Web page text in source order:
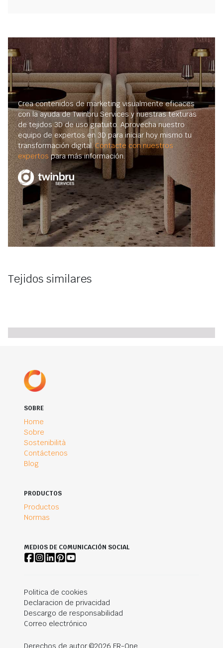
Crea contenidos de marketing visualmente eficaces
con la ayuda de Twinbru Services y nuestras texturas
de tejidos 3D de uso gratuito. Aprovecha nuestro
equipo de expertos en 3D para iniciar hoy mismo tu
transformación digital.Contacte con nuestros
expertos para más información.
Tejidos similares
SOBRE
Home
Sobre
Sostenibilità
Contáctenos
Blog
PRODUCTOS
Productos
Normas
MEDIOS DE COMUNICACIÓN SOCIAL
Politica de cookies
Declaracion de privacidad
Descargo de responsabilidad
Correo electrónico
Derechos de autor ©2026 FR-One